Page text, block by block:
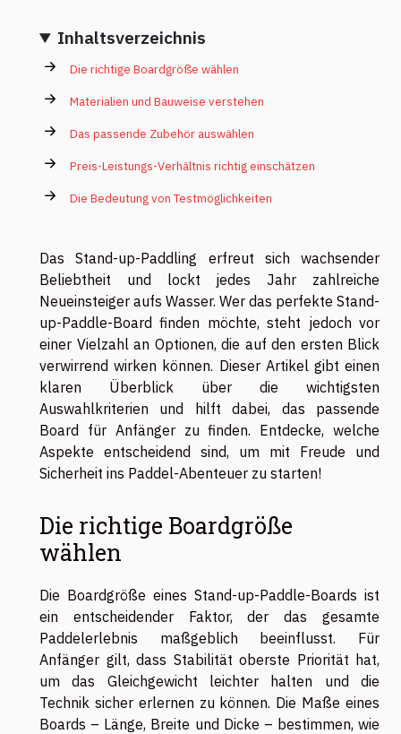
Inhaltsverzeichnis
Die richtige Boardgröße wählen
Materialien und Bauweise verstehen
Das passende Zubehör auswählen
Preis-Leistungs-Verhältnis richtig einschätzen
Die Bedeutung von Testmöglichkeiten
Das Stand-up-Paddling erfreut sich wachsender
Beliebtheit und lockt jedes Jahr zahlreiche
Neueinsteiger aufs Wasser. Wer das perfekte Stand-
up-Paddle-Board finden möchte, steht jedoch vor
einer Vielzahl an Optionen, die auf den ersten Blick
verwirrend wirken können. Dieser Artikel gibt einen
klaren Überblick über die wichtigsten
Auswahlkriterien und hilft dabei, das passende
Board für Anfänger zu finden. Entdecke, welche
Aspekte entscheidend sind, um mit Freude und
Sicherheit ins Paddel-Abenteuer zu starten!
Die richtige Boardgröße
wählen
Die Boardgröße eines Stand-up-Paddle-Boards ist
ein entscheidender Faktor, der das gesamte
Paddelerlebnis maßgeblich beeinflusst. Für
Anfänger gilt, dass Stabilität oberste Priorität hat,
um das Gleichgewicht leichter halten und die
Technik sicher erlernen zu können. Die Maße eines
Boards – Länge, Breite und Dicke – bestimmen, wie